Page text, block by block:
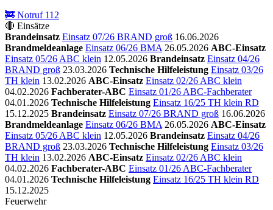
🚒 Notruf 112
🔴 Einsätze
Brandeinsatz Einsatz 07/26 BRAND groß 16.06.2026
Brandmeldeanlage Einsatz 06/26 BMA 26.05.2026 ABC-Einsatz
Einsatz 05/26 ABC klein 12.05.2026 Brandeinsatz Einsatz 04/26
BRAND groß 23.03.2026 Technische Hilfeleistung Einsatz 03/26
TH klein 13.02.2026 ABC-Einsatz Einsatz 02/26 ABC klein
04.02.2026 Fachberater-ABC Einsatz 01/26 ABC-Fachberater
04.01.2026 Technische Hilfeleistung Einsatz 16/25 TH klein RD
15.12.2025 Brandeinsatz Einsatz 07/26 BRAND groß 16.06.2026
Brandmeldeanlage Einsatz 06/26 BMA 26.05.2026 ABC-Einsatz
Einsatz 05/26 ABC klein 12.05.2026 Brandeinsatz Einsatz 04/26
BRAND groß 23.03.2026 Technische Hilfeleistung Einsatz 03/26
TH klein 13.02.2026 ABC-Einsatz Einsatz 02/26 ABC klein
04.02.2026 Fachberater-ABC Einsatz 01/26 ABC-Fachberater
04.01.2026 Technische Hilfeleistung Einsatz 16/25 TH klein RD
15.12.2025
Feuerwehr